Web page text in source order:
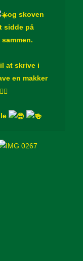
og skoven
sidde på
sammen.
at skrive i
en makker